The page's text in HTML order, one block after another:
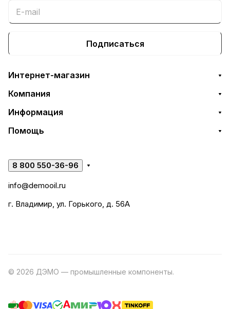
Подписаться
Интернет-магазин
Компания
Информация
Помощь
8 800 550-36-96
info@demooil.ru
г. Владимир, ул. Горького, д. 56А
© 2026 ДЭМО — промышленные компоненты.